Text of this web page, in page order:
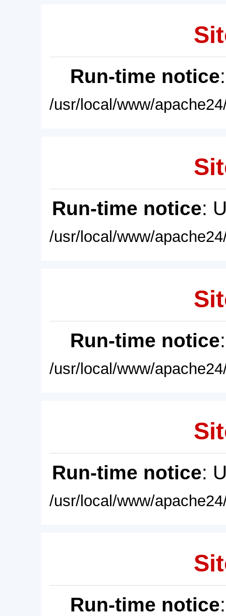
Run-time notice
/usr/local/www/
Run-time notice:
/usr/local/www/
Run-time notice
/usr/local/www/
Run-time notice:
/usr/local/www/
Run-time notice